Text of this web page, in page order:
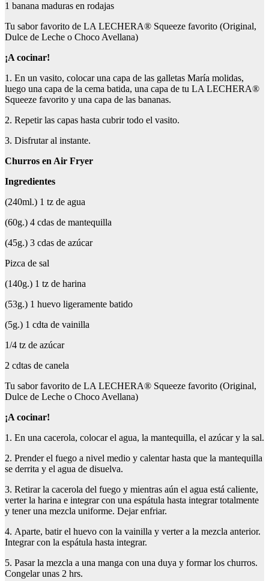
1 banana maduras en rodajas
Tu sabor favorito de LA LECHERA® Squeeze favorito (Original,
Dulce de Leche o Choco Avellana)
¡A cocinar!
1. En un vasito, colocar una capa de las galletas María molidas,
luego una capa de la cema batida, una capa de tu LA LECHERA®
Squeeze favorito y una capa de las bananas.
2. Repetir las capas hasta cubrir todo el vasito.
3. Disfrutar al instante.
Churros en Air Fryer
Ingredientes
(240ml.) 1 tz de agua
(60g.) 4 cdas de mantequilla
(45g.) 3 cdas de azúcar
Pizca de sal
(140g.) 1 tz de harina
(53g.) 1 huevo ligeramente batido
(5g.) 1 cdta de vainilla
1/4 tz de azúcar
2 cdtas de canela
Tu sabor favorito de LA LECHERA® Squeeze favorito (Original,
Dulce de Leche o Choco Avellana)
¡A cocinar!
1. En una cacerola, colocar el agua, la mantequilla, el azúcar y la sal.
2. Prender el fuego a nivel medio y calentar hasta que la mantequilla
se derrita y el agua de disuelva.
3. Retirar la cacerola del fuego y mientras aún el agua está caliente,
verter la harina e integrar con una espátula hasta integrar totalmente
y tener una mezcla uniforme. Dejar enfriar.
4. Aparte, batir el huevo con la vainilla y verter a la mezcla anterior.
Integrar con la espátula hasta integrar.
5. Pasar la mezcla a una manga con una duya y formar los churros.
Congelar unas 2 hrs.